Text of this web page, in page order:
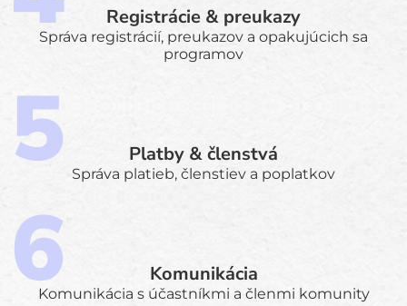
Registrácie & preukazy
Správa registrácií, preukazov a opakujúcich sa
programov
Platby & členstvá
Správa platieb, členstiev a poplatkov
Komunikácia
Komunikácia s účastníkmi a členmi komunity